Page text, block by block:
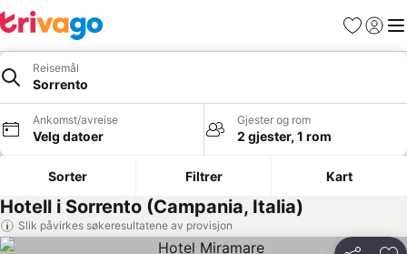
Favoritter
Logg
Reisemål
Sorrento
Ankomst/avreise
Velg datoer
Gjester og rom
2 gjester, 1 rom
Sorter Filtrer Kart
Hotell i Sorrento (Campania, Italia)
Slik påvirkes søkeresultatene av provisjon